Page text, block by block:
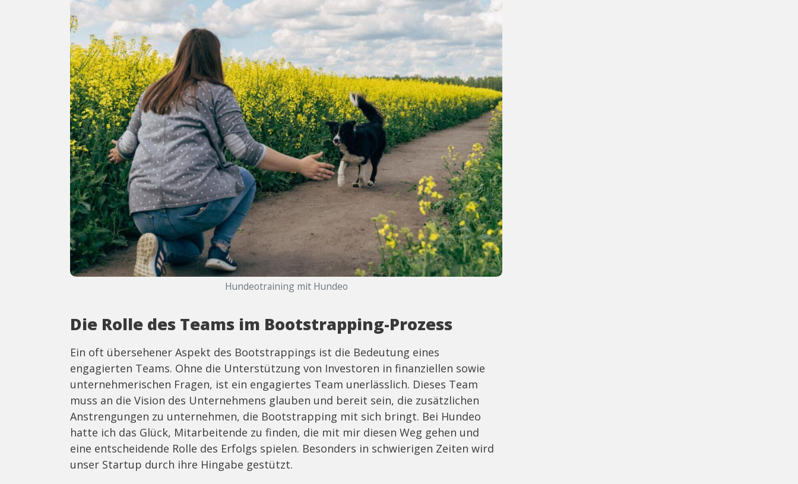
Hundeotraining mit Hundeo
Die Rolle des Teams im Bootstrapping-Prozess
Ein oft übersehener Aspekt des Bootstrappings ist die Bedeutung eines
engagierten Teams. Ohne die Unterstützung von Investoren in finanziellen sowie
unternehmerischen Fragen, ist ein engagiertes Team unerlässlich. Dieses Team
muss an die Vision des Unternehmens glauben und bereit sein, die zusätzlichen
Anstrengungen zu unternehmen, die Bootstrapping mit sich bringt. Bei Hundeo
hatte ich das Glück, Mitarbeitende zu finden, die mit mir diesen Weg gehen und
eine entscheidende Rolle des Erfolgs spielen. Besonders in schwierigen Zeiten wird
unser Startup durch ihre Hingabe gestützt.